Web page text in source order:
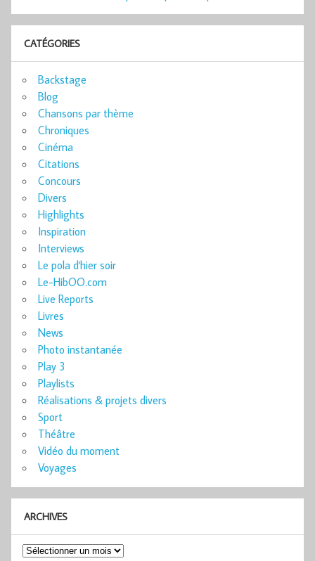
CATÉGORIES
Backstage
Blog
Chansons par thème
Chroniques
Cinéma
Citations
Concours
Divers
Highlights
Inspiration
Interviews
Le pola d'hier soir
Le-HibOO.com
Live Reports
Livres
News
Photo instantanée
Play 3
Playlists
Réalisations & projets divers
Sport
Théâtre
Vidéo du moment
Voyages
ARCHIVES
Archives